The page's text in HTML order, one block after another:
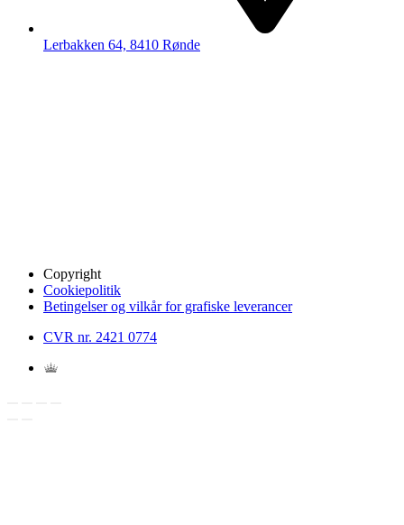
Lerbakken 64, 8410 Rønde
Copyright
Cookiepolitik
Betingelser og vilkår for grafiske leverancer
CVR nr. 2421 0774